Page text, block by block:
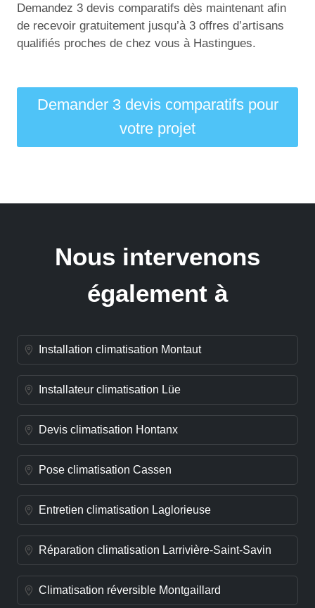
Demandez 3 devis comparatifs dès maintenant afin
de recevoir gratuitement jusqu’à 3 offres d’artisans
qualifiés proches de chez vous à Hastingues.
Demander 3 devis comparatifs pour
votre projet
Nous intervenons
également à
Installation climatisation Montaut
Installateur climatisation Lüe
Devis climatisation Hontanx
Pose climatisation Cassen
Entretien climatisation Laglorieuse
Réparation climatisation Larrivière-Saint-Savin
Climatisation réversible Montgaillard